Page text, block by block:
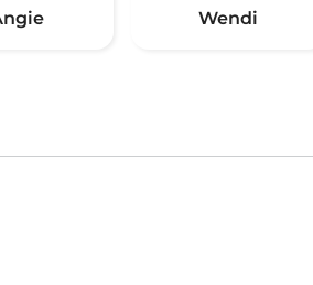
Wendi